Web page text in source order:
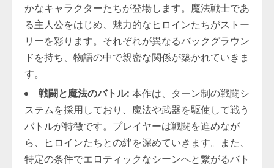
かなキャラクターたちが登場します。魔法戦士であ
る主人公をはじめ、魅力的なヒロインたちがストー
リーを彩ります。それぞれが異なるバックグラウン
ドを持ち、物語の中で親密な関係が築かれていきま
す。
戦闘と魔法のバトル: 本作は、ターン制の戦闘シ
ステムを採用しており、魔法や武器を駆使して戦う
バトルが特徴です。プレイヤーは戦闘を進めなが
ら、ヒロインたちとの絆を深めていきます。また、
特定の条件でエロティックなシーンへと繋がるバト